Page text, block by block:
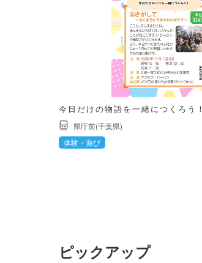
今日だけの物語を一緒につくろう！
県庁前(千葉県)
体験・遊び
ピックアップ